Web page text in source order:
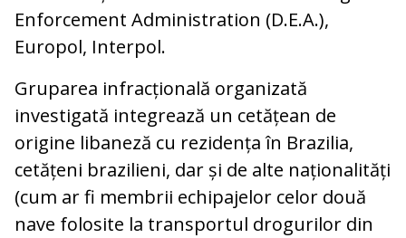
Enforcement Administration (D.E.A.),
Europol, Interpol.
Gruparea infracțională organizată
investigată integrează un cetățean de
origine libaneză cu rezidența în Brazilia,
cetățeni brazilieni, dar și de alte naționalități
(cum ar fi membrii echipajelor celor două
nave folosite la transportul drogurilor din